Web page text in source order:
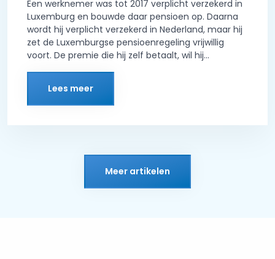
Een werknemer was tot 2017 verplicht verzekerd in
Luxemburg en bouwde daar pensioen op. Daarna
wordt hij verplicht verzekerd in Nederland, maar hij
zet de Luxemburgse pensioenregeling vrijwillig
voort. De premie die hij zelf betaalt, wil hij...
Lees meer
Meer artikelen